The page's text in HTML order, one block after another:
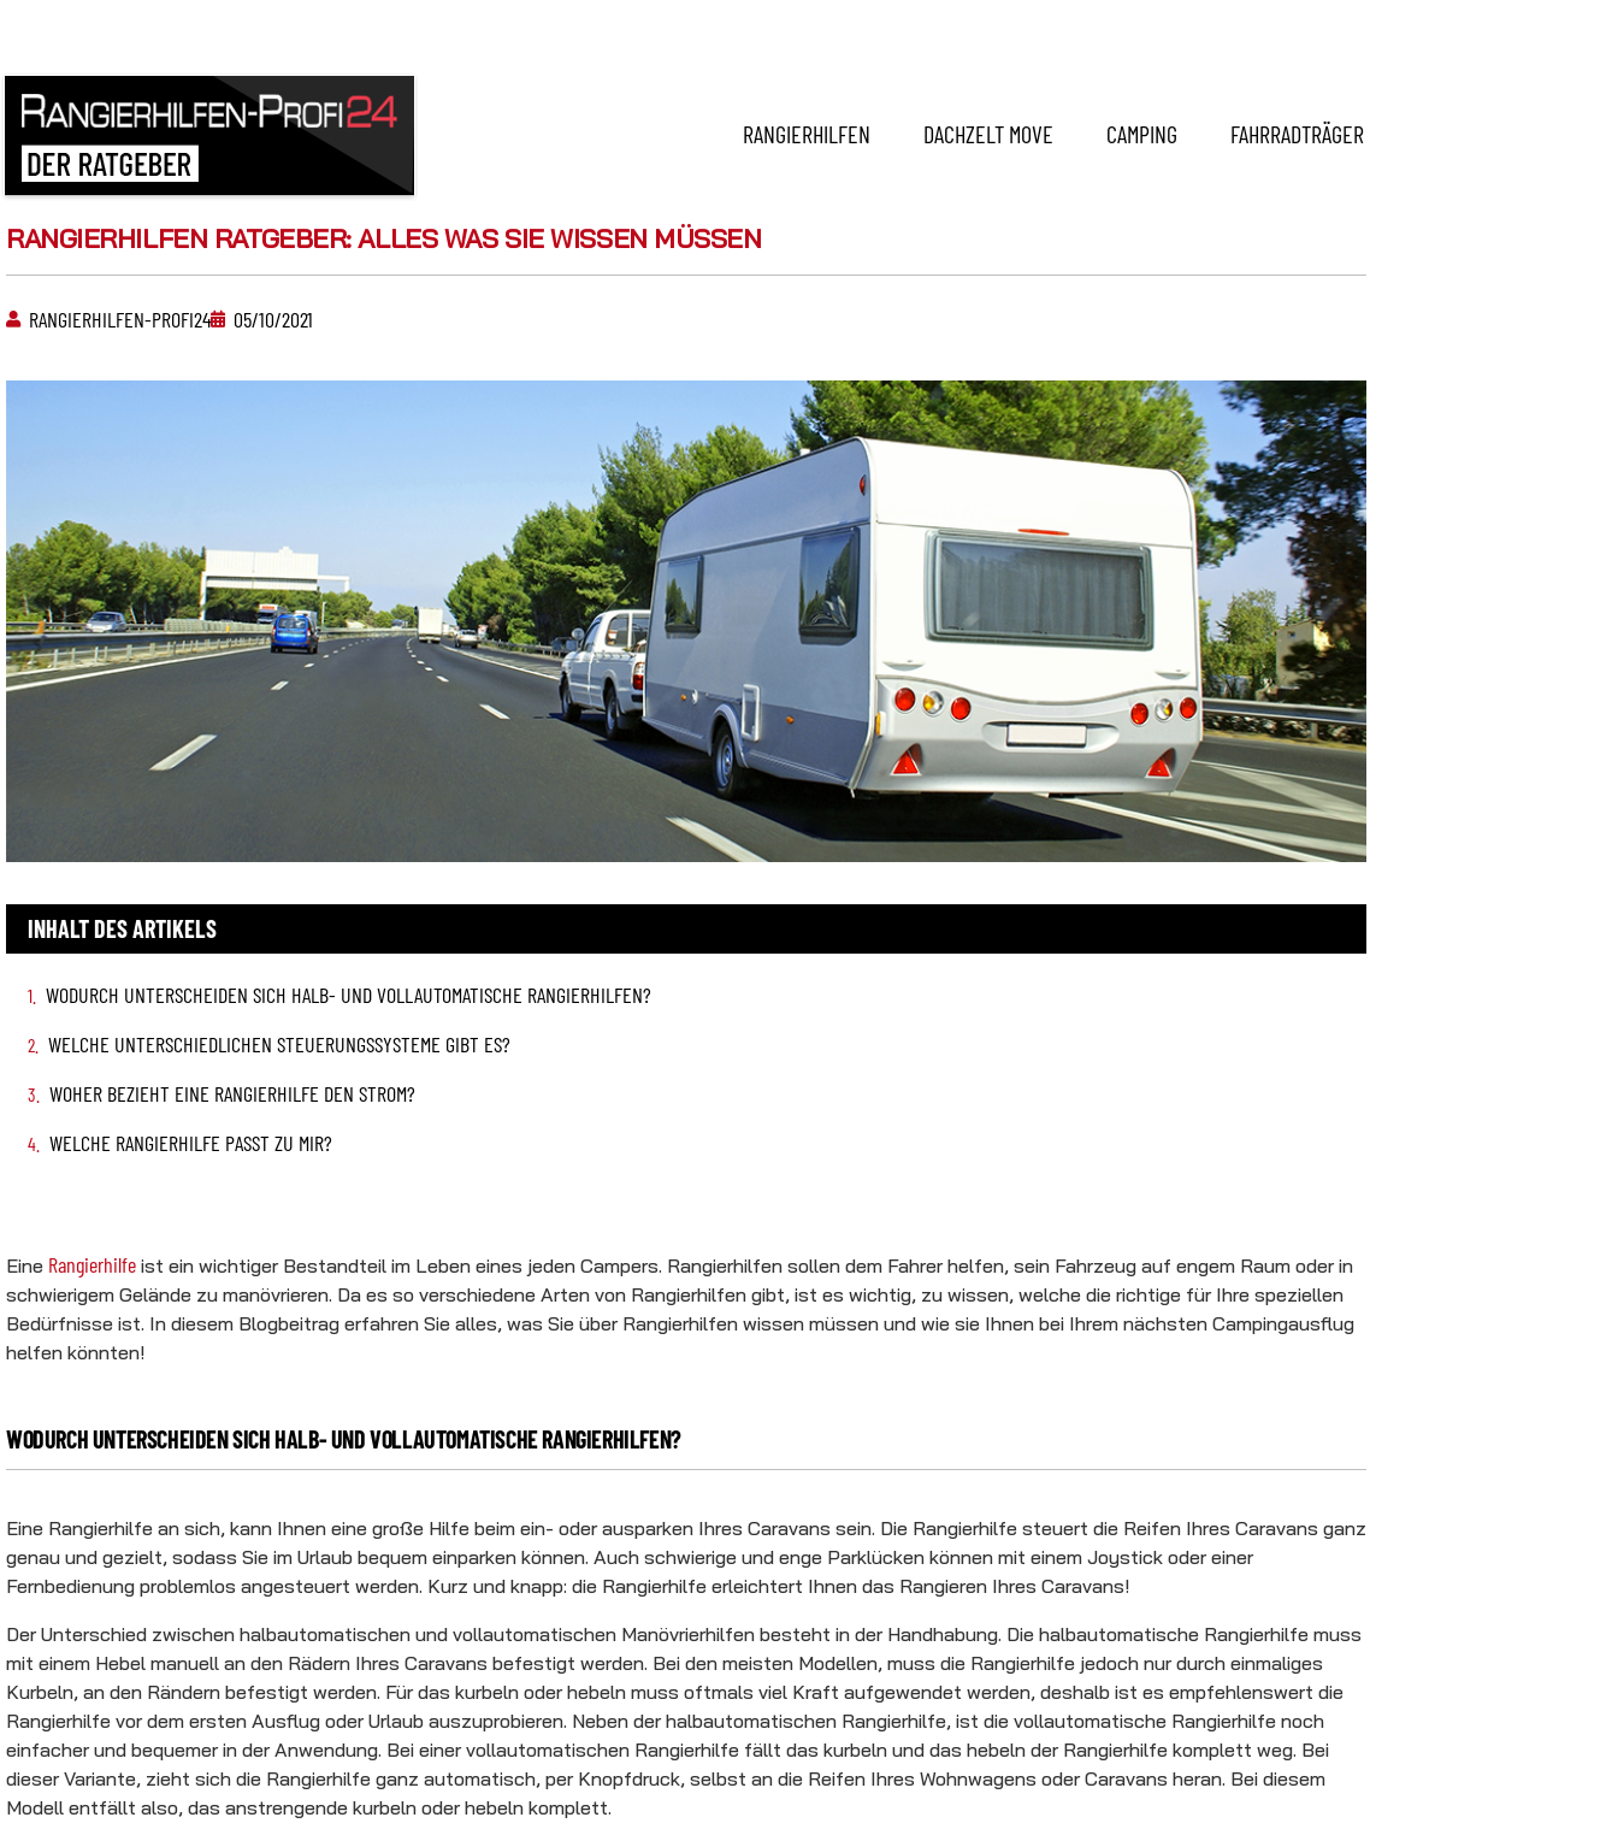
RANGIERHILFEN DACHZELT MOVE CAMPING FAHRRADTRÄGER
RANGIERHILFEN RATGEBER: ALLES WAS SIE WISSEN MÜSSEN
RANGIERHILFEN-PROFI24 05/10/2021
INHALT DES ARTIKELS
WODURCH UNTERSCHEIDEN SICH HALB- UND VOLLAUTOMATISCHE RANGIERHILFEN?
WELCHE UNTERSCHIEDLICHEN STEUERUNGSSYSTEME GIBT ES?
WOHER BEZIEHT EINE RANGIERHILFE DEN STROM?
WELCHE RANGIERHILFE PASST ZU MIR?
Eine Rangierhilfe ist ein wichtiger Bestandteil im Leben eines jeden Campers. Rangierhilfen sollen dem Fahrer helfen, sein Fahrzeug auf engem Raum oder in
schwierigem Gelände zu manövrieren. Da es so verschiedene Arten von Rangierhilfen gibt, ist es wichtig, zu wissen, welche die richtige für Ihre speziellen
Bedürfnisse ist. In diesem Blogbeitrag erfahren Sie alles, was Sie über Rangierhilfen wissen müssen und wie sie Ihnen bei Ihrem nächsten Campingausflug
helfen könnten!
WODURCH UNTERSCHEIDEN SICH HALB- UND VOLLAUTOMATISCHE RANGIERHILFEN?
Eine Rangierhilfe an sich, kann Ihnen eine große Hilfe beim ein- oder ausparken Ihres Caravans sein. Die Rangierhilfe steuert die Reifen Ihres Caravans ganz
genau und gezielt, sodass Sie im Urlaub bequem einparken können. Auch schwierige und enge Parklücken können mit einem Joystick oder einer
Fernbedienung problemlos angesteuert werden. Kurz und knapp: die Rangierhilfe erleichtert Ihnen das Rangieren Ihres Caravans!
Der Unterschied zwischen halbautomatischen und vollautomatischen Manövrierhilfen besteht in der Handhabung. Die halbautomatische Rangierhilfe muss
mit einem Hebel manuell an den Rädern Ihres Caravans befestigt werden. Bei den meisten Modellen, muss die Rangierhilfe jedoch nur durch einmaliges
Kurbeln, an den Rändern befestigt werden. Für das kurbeln oder hebeln muss oftmals viel Kraft aufgewendet werden, deshalb ist es empfehlenswert die
Rangierhilfe vor dem ersten Ausflug oder Urlaub auszuprobieren. Neben der halbautomatischen Rangierhilfe, ist die vollautomatische Rangierhilfe noch
einfacher und bequemer in der Anwendung. Bei einer vollautomatischen Rangierhilfe fällt das kurbeln und das hebeln der Rangierhilfe komplett weg. Bei
dieser Variante, zieht sich die Rangierhilfe ganz automatisch, per Knopfdruck, selbst an die Reifen Ihres Wohnwagens oder Caravans heran. Bei diesem
Modell entfällt also, das anstrengende kurbeln oder hebeln komplett.